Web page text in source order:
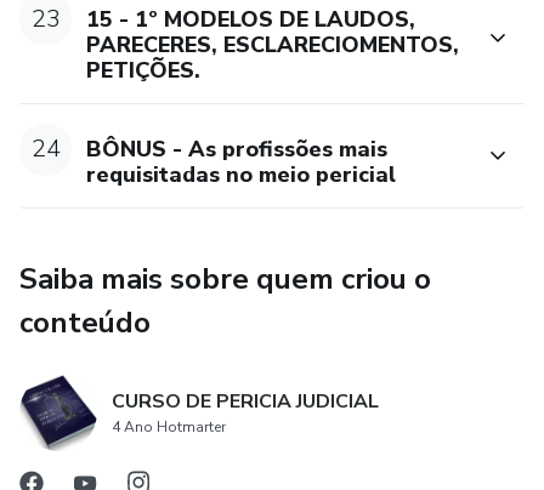
23
15 - 1º MODELOS DE LAUDOS,
PARECERES, ESCLARECIOMENTOS,
PETIÇÕES.
24
BÔNUS - As profissões mais
requisitadas no meio pericial
Saiba mais sobre quem criou o
conteúdo
CURSO DE PERICIA JUDICIAL
4 Ano Hotmarter